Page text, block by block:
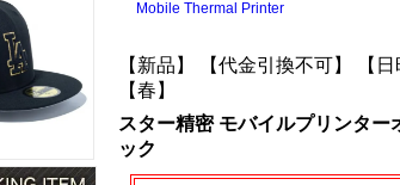
Mobile Thermal Printer
【新品】 【代金引換不可】 【
【春】
スター精密 モバイルプリンタ
ック